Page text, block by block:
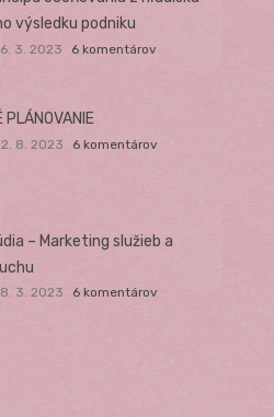
výsledku podniku
3. 2023 6 komentárov
PLÁNOVANIE
8. 2023 6 komentárov
– Marketing služieb a
3. 2023 6 komentárov